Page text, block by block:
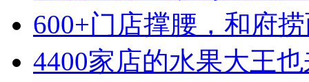
600+门店撑腰，和府
4400家店的水果大王